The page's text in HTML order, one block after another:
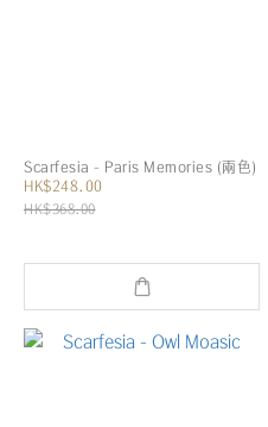
Scarfesia - Paris Memories (兩色)
HK$248.00
HK$368.00